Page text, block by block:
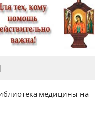
медицины на